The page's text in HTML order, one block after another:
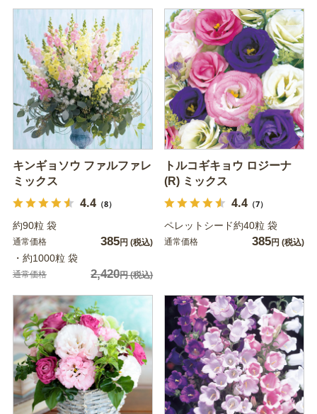
キンギョソウ ファルファレ
ミックス
4.4（8）
約90粒 袋
通常価格 385円 (税込)
・約1000粒 袋
通常価格 2,420円(税込)
トルコギキョウ ロジーナ
(R) ミックス
4.4（7）
ペレットシード約40粒 袋
通常価格 385円 (税込)